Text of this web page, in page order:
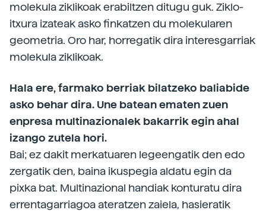
molekula ziklikoak erabiltzen ditugu guk. Ziklo-
itxura izateak asko finkatzen du molekularen
geometria. Oro har, horregatik dira interesgarriak
molekula ziklikoak.
Hala ere, farmako berriak bilatzeko baliabide
asko behar dira. Une batean ematen zuen
enpresa multinazionalek bakarrik egin ahal
izango zutela hori.
Bai; ez dakit merkatuaren legeengatik den edo
zergatik den, baina ikuspegia aldatu egin da
pixka bat. Multinazional handiak konturatu dira
errentagarriagoa ateratzen zaiela, hasieratik